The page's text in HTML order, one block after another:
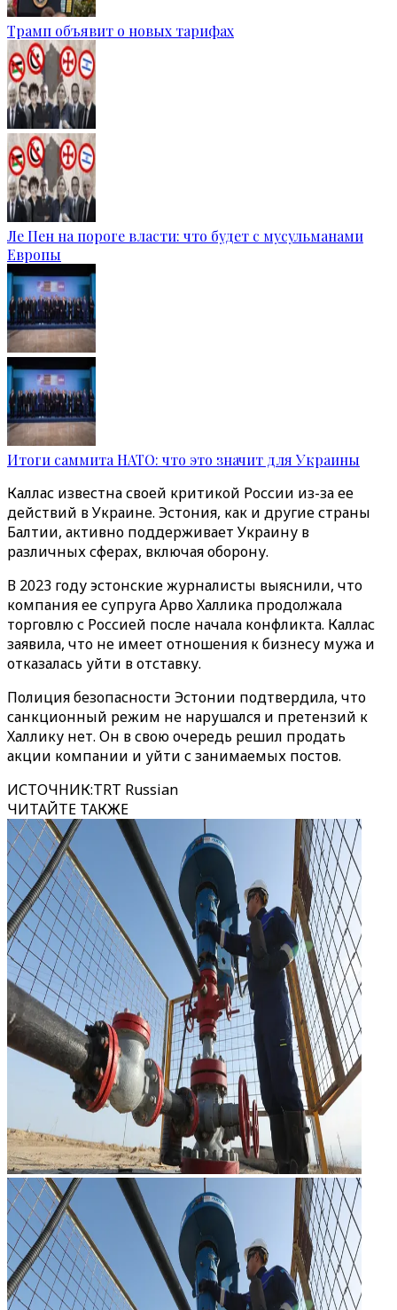
Трамп объявит о новых тарифах
Ле Пен на пороге власти: что будет с мусульманами
Европы
Итоги саммита НАТО: что это значит для Украины
Каллас известна своей критикой России из-за ее
действий в Украине. Эстония, как и другие страны
Балтии, активно поддерживает Украину в
различных сферах, включая оборону.
В 2023 году эстонские журналисты выяснили, что
компания ее супруга Арво Халлика продолжала
торговлю с Россией после начала конфликта. Каллас
заявила, что не имеет отношения к бизнесу мужа и
отказалась уйти в отставку.
Полиция безопасности Эстонии подтвердила, что
санкционный режим не нарушался и претензий к
Халлику нет. Он в свою очередь решил продать
акции компании и уйти с занимаемых постов.
ИСТОЧНИК:TRT Russian
ЧИТАЙТЕ ТАКЖЕ